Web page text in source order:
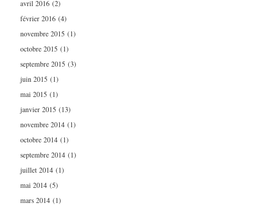
avril 2016 (2)
février 2016 (4)
novembre 2015 (1)
octobre 2015 (1)
septembre 2015 (3)
juin 2015 (1)
mai 2015 (1)
janvier 2015 (13)
novembre 2014 (1)
octobre 2014 (1)
septembre 2014 (1)
juillet 2014 (1)
mai 2014 (5)
mars 2014 (1)